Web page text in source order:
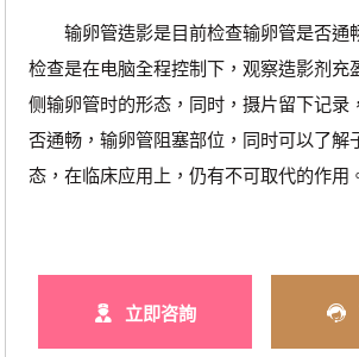
输卵管造影是目前检查输卵管是否通
检查是在电脑全程控制下，观察造影剂充
侧输卵管时的形态，同时，摄片留下记录
否通畅，输卵管阻塞部位，同时可以了解
态，在临床应用上，仍有不可取代的作用
立即咨詢